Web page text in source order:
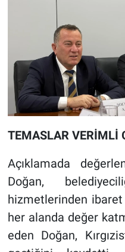
TEMASLAR VERİMLİ
Açıklamada
Doğan,
hizmetlerinden ibaret
her alanda değer
eden Doğan,